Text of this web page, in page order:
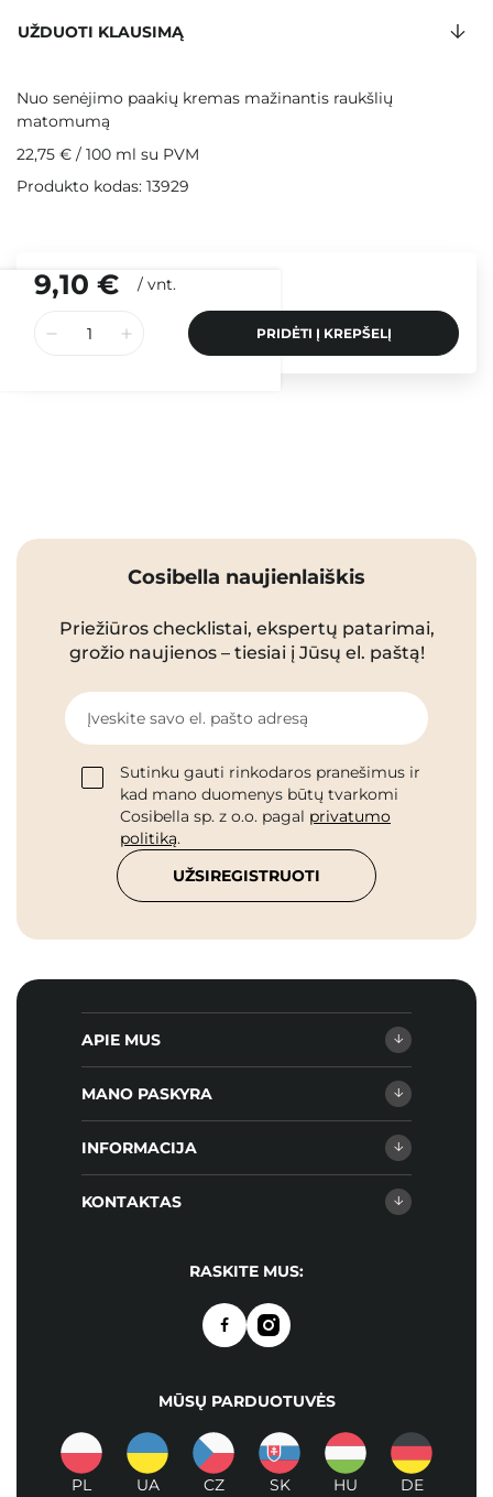
9,10 € / vnt.
PRIDĖTI Į KREPŠELĮ
UŽDUOTI KLAUSIMĄ
Nuo senėjimo paakių kremas mažinantis raukšlių
matomumą
22,75 € / 100 ml su PVM
Produkto kodas: 13929
Cosibella naujienlaiškis
Priežiūros checklistai, ekspertų patarimai,
grožio naujienos – tiesiai į Jūsų el. paštą!
Įveskite savo el. pašto adresą
Sutinku gauti rinkodaros pranešimus ir
kad mano duomenys būtų tvarkomi
Cosibella sp. z o.o. pagal privatumo
politiką.
UŽSIREGISTRUOTI
APIE MUS
MANO PASKYRA
INFORMACIJA
KONTAKTAS
RASKITE MUS:
MŪSŲ PARDUOTUVĖS
PL UA CZ SK HU DE